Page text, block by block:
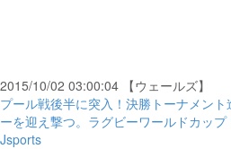
2015/10/02 03:00:04 【ウェールズ】
プール戦後半に突入！決勝トーナメン
ーを迎え撃つ。ラグビーワールドカッ
Jsports